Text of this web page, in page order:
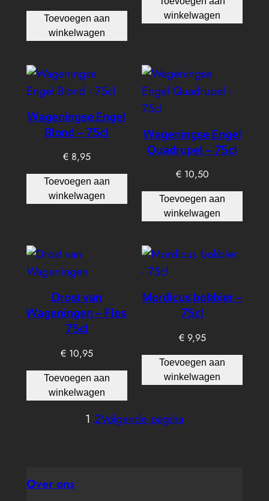
Toevoegen aan
winkelwagen
winkelwagen
Wageningse Engel
Blond – 75cl
€8,95
Toevoegen aan
winkelwagen
Wageningse Engel
Quadrupel – 75cl
€10,50
Toevoegen aan
winkelwagen
Drost van
Wageningen – Fles
75cl
€10,95
Toevoegen aan
winkelwagen
Mordicus bokbier –
75cl
€9,95
Toevoegen aan
winkelwagen
1 2Volgende pagina
Over ons